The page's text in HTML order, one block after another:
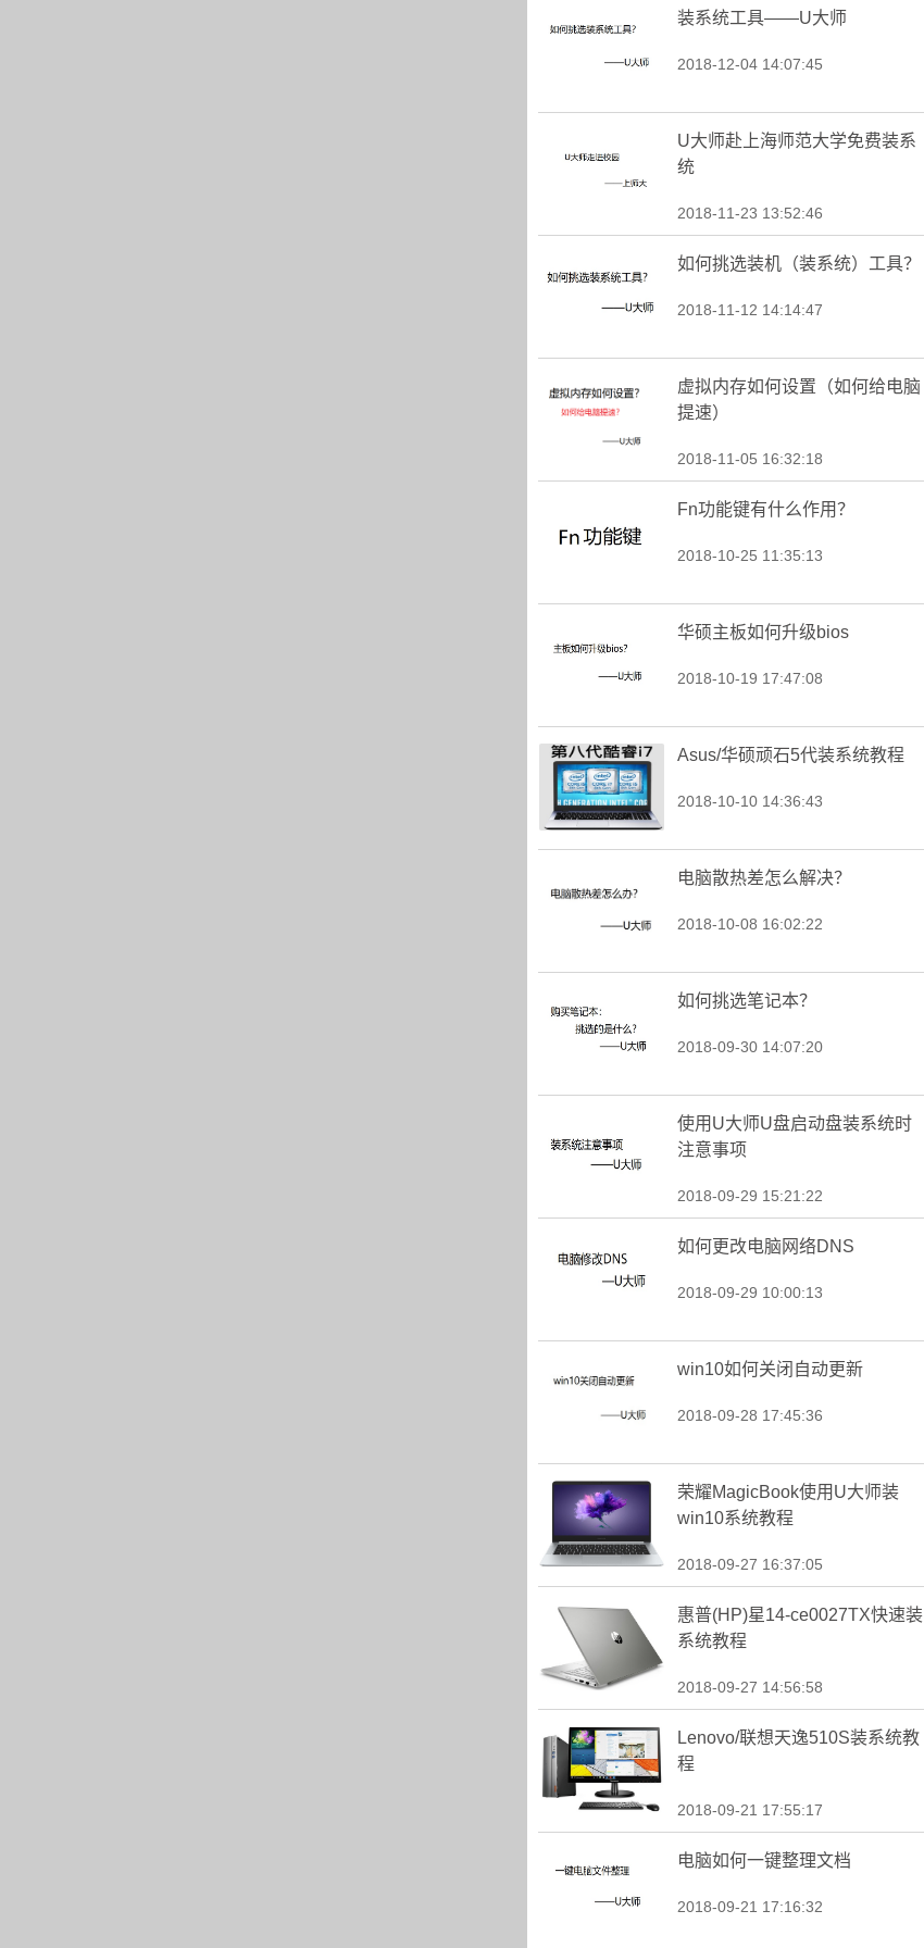
装系统工具——U大师
2018-12-04 14:07:45
U大师赴上海师范大学免费装系
统
2018-11-23 13:52:46
如何挑选装机（装系统）工具？
2018-11-12 14:14:47
虚拟内存如何设置（如何给电脑
提速）
2018-11-05 16:32:18
Fn功能键有什么作用？
2018-10-25 11:35:13
华硕主板如何升级bios
2018-10-19 17:47:08
Asus/华硕顽石5代装系统教程
2018-10-10 14:36:43
电脑散热差怎么解决？
2018-10-08 16:02:22
如何挑选笔记本？
2018-09-30 14:07:20
使用U大师U盘启动盘装系统时
注意事项
2018-09-29 15:21:22
如何更改电脑网络DNS
2018-09-29 10:00:13
win10如何关闭自动更新
2018-09-28 17:45:36
荣耀MagicBook使用U大师装
win10系统教程
2018-09-27 16:37:05
惠普(HP)星14-ce0027TX快速装
系统教程
2018-09-27 14:56:58
Lenovo/联想天逸510S装系统教
程
2018-09-21 17:55:17
电脑如何一键整理文档
2018-09-21 17:16:32